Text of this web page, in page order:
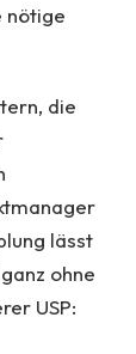
nötige
die
lässt
ohne
USP: